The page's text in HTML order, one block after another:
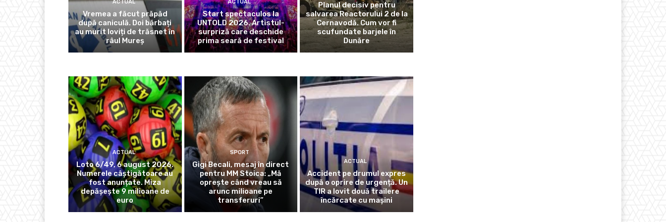
ACTUAL
Vremea a făcut prăpăd
după caniculă. Doi bărbați
au murit loviți de trăsnet în
râul Mureș
ACTUAL
Start spectaculos la
UNTOLD 2026. Artistul-
surpriză care deschide
prima seară de festival
Planul decisiv pentru
salvarea Reactorului 2 de la
Cernavodă. Cum vor fi
scufundate barjele în
Dunăre
ACTUAL
Loto 6/49, 6 august 2026.
Numerele câștigătoare au
fost anunțate. Miza
depășește 9 milioane de
euro
SPORT
Gigi Becali, mesaj în direct
pentru MM Stoica: „Mă
oprește când vreau să
arunc milioane pe
transferuri”
ACTUAL
Accident pe drumul expres
după o oprire de urgență. Un
TIR a lovit două trailere
încărcate cu mașini